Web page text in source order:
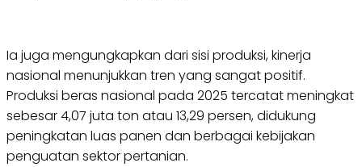
Ia juga mengungkapkan dari sisi produksi, kinerja
nasional menunjukkan tren yang sangat positif.
Produksi beras nasional pada 2025 tercatat meningkat
sebesar 4,07 juta ton atau 13,29 persen, didukung
peningkatan luas panen dan berbagai kebijakan
penguatan sektor pertanian.